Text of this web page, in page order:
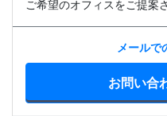
ご希望のオフィスをご提案
メールで
お問い合